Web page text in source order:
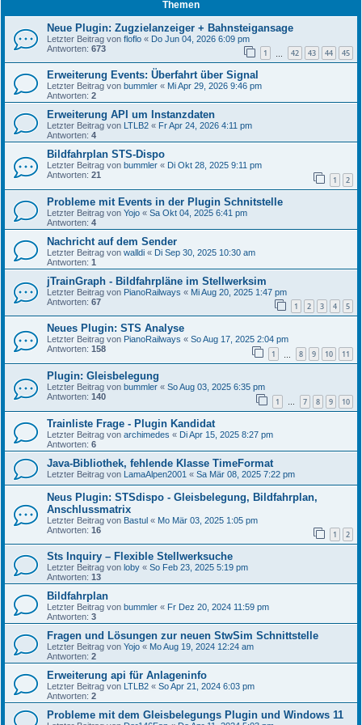
Themen
Neue Plugin: Zugzielanzeiger + Bahnsteigansage
Letzter Beitrag von floflo « Do Jun 04, 2026 6:09 pm
Antworten: 673 1 42 43 44 45
Erweiterung Events: Überfahrt über Signal
Letzter Beitrag von bummler « Mi Apr 29, 2026 9:46 pm
Antworten: 2
Erweiterung API um Instanzdaten
Letzter Beitrag von LTLB2 « Fr Apr 24, 2026 4:11 pm
Antworten: 4
Bildfahrplan STS-Dispo
Letzter Beitrag von bummler « Di Okt 28, 2025 9:11 pm
Antworten: 21 1 2
Probleme mit Events in der Plugin Schnitstelle
Letzter Beitrag von Yojo « Sa Okt 04, 2025 6:41 pm
Antworten: 4
Nachricht auf dem Sender
Letzter Beitrag von walldi « Di Sep 30, 2025 10:30 am
Antworten: 1
jTrainGraph - Bildfahrpläne im Stellwerksim
Letzter Beitrag von PianoRailways « Mi Aug 20, 2025 1:47 pm
Antworten: 67 1 2 3 4 5
Neues Plugin: STS Analyse
Letzter Beitrag von PianoRailways « So Aug 17, 2025 2:04 pm
Antworten: 158 1 8 9 10 11
Plugin: Gleisbelegung
Letzter Beitrag von bummler « So Aug 03, 2025 6:35 pm
Antworten: 140 1 … 7 8 9 10
Trainliste Frage - Plugin Kandidat
Letzter Beitrag von archimedes « Di Apr 15, 2025 8:27 pm
Antworten: 6
Java-Bibliothek, fehlende Klasse TimeFormat
Letzter Beitrag von LamaAlpen2001 « Sa Mär 08, 2025 7:22 pm
Neus Plugin: STSdispo - Gleisbelegung, Bildfahrplan,
Anschlussmatrix
Letzter Beitrag von Bastul « Mo Mär 03, 2025 1:05 pm
Antworten: 16 1 2
Sts Inquiry – Flexible Stellwerksuche
Letzter Beitrag von loby « So Feb 23, 2025 5:19 pm
Antworten: 13
Bildfahrplan
Letzter Beitrag von bummler « Fr Dez 20, 2024 11:59 pm
Antworten: 3
Fragen und Lösungen zur neuen StwSim Schnittstelle
Letzter Beitrag von Yojo « Mo Aug 19, 2024 12:24 am
Antworten: 2
Erweiterung api für Anlageninfo
Letzter Beitrag von LTLB2 « So Apr 21, 2024 6:03 pm
Antworten: 2
Probleme mit dem Gleisbelegungs Plugin und Windows 11